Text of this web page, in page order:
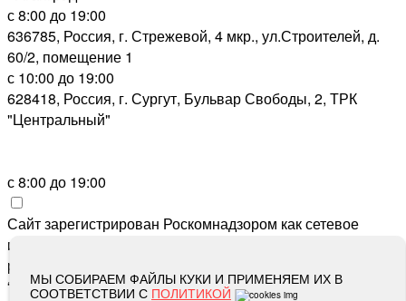
с 8:00 до 19:00
636785, Россия, г. Стрежевой, 4 мкр., ул.Строителей, д.
60/2, помещение 1
с 10:00 до 19:00
628418, Россия, г. Сургут, Бульвар Свободы, 2, ТРК
"Центральный"
с 8:00 до 19:00
Сайт зарегистрирован Роскомнадзором как сетевое
издание «Метросеть» 13.12.2017, свидетельство о
регистрации СМИ ЭЛ № ФС 77-71864, учредитель: ООО
“Метросеть“, главный редактор: Ермошин С.Н.,
МЫ СОБИРАЕМ ФАЙЛЫ КУКИ И ПРИМЕНЯЕМ ИХ В
СООТВЕТСТВИИ С ПОЛИТИКОЙ